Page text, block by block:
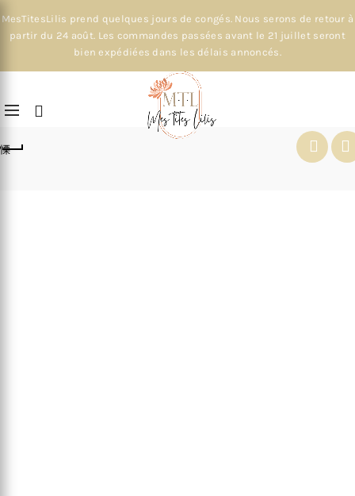
MesTitesLilis prend quelques jours de congés. Nous serons de retour à
partir du 24 août. Les commandes passées avant le 21 juillet seront
bien expédiées dans les délais annoncés.